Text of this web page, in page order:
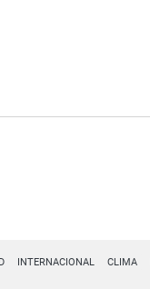
INTERNACIONAL CLIMA